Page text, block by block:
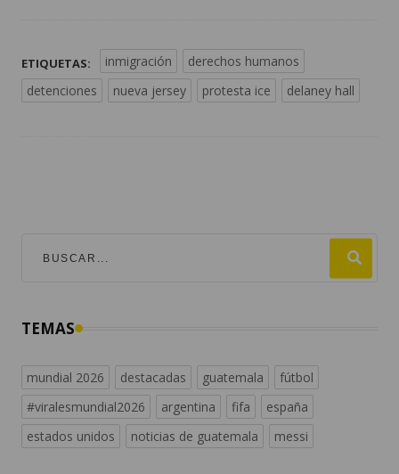
ETIQUETAS: inmigración
derechos humanos
detenciones
nueva jersey protesta ice delaney hall
TEMAS
mundial 2026 destacadas guatemala
fútbol
#viralesmundial2026
argentina fifa
españa
estados unidos
noticias de guatemala messi